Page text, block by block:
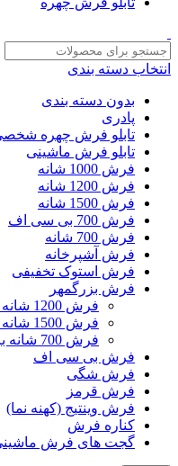
انتخاب دسته بندی
بدون دسته بندی
پادری
تابلو فرش چهره
تابلو فرش ماشینی
فرش 1000 شانه
فرش 1200 شانه
فرش 1500 شانه
فرش 700 بی سی اف
فرش 700 شانه
فرش آشپرخانه
فرش استوک تخفیفی
فرش بزرگمهر
فرش 1200 شانه بزرگمهر
فرش 1500 شانه بزرگمهر
فرش 700 شانه بزرگمهر
فرش بی سی اف
فرش شگی
فرش قرمز
فرش وینتیج (کهنه نما)
کناره فرش
گجت های فرش